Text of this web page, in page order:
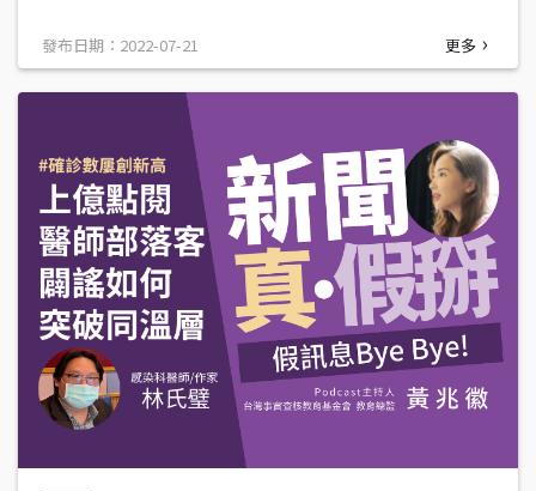
發布日期：2022-07-21 更多